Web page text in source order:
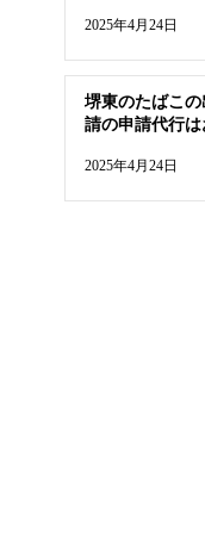
2025年4月24日
堺東のたばこ
請の申請代行
2025年4月24日